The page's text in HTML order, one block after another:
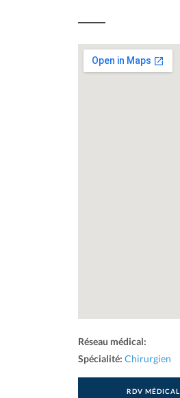
Réseau médical:
Spécialité: Chirurgien
RDV MÉDICAL